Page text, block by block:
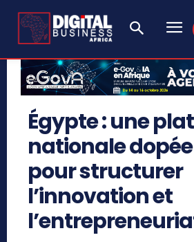
Égypte : une
nationale dopée
pour structurer
l’innovation et